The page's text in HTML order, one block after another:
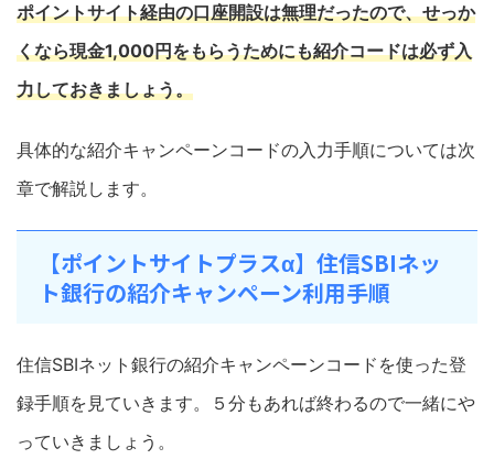
ポイントサイト経由の口座開設は無理だったので、せっか
くなら現金1,000円をもらうためにも紹介コードは必ず入
力しておきましょう。
具体的な紹介キャンペーンコードの入力手順については次
章で解説します。
【ポイントサイトプラスα】住信SBIネッ
ト銀行の紹介キャンペーン利用手順
住信SBIネット銀行の紹介キャンペーンコードを使った登
録手順を見ていきます。５分もあれば終わるので一緒にや
っていきましょう。